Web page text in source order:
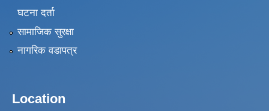
घटना दर्ता
सामाजिक सुरक्षा
नागरिक वडापत्र
Location